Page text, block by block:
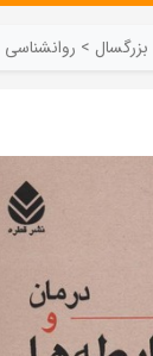
بزرگسال > روانشناسی